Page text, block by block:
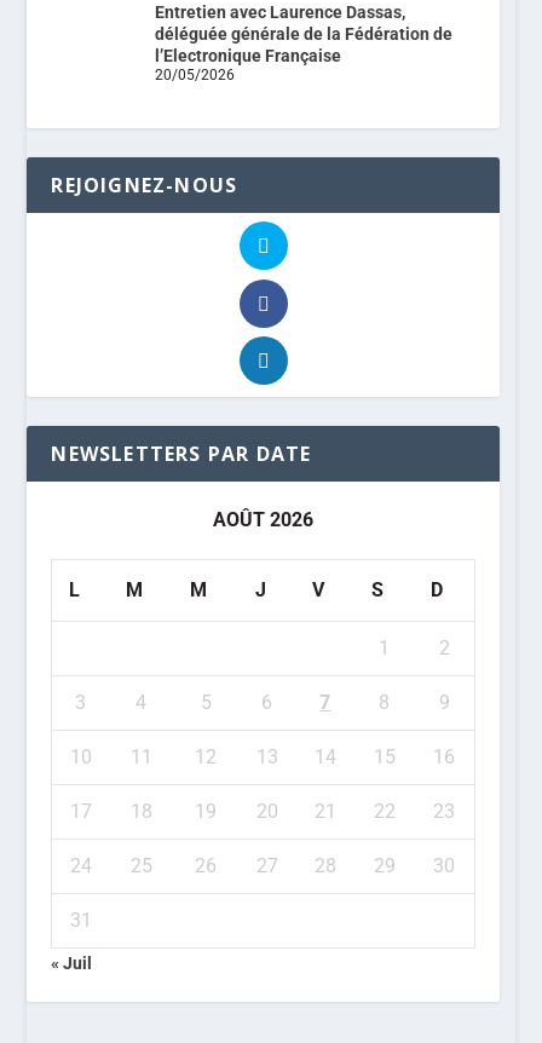
Entretien avec Laurence Dassas,
déléguée générale de la Fédération de
l’Electronique Française
20/05/2026
REJOIGNEZ-NOUS
NEWSLETTERS PAR DATE
AOÛT 2026
L M M J V S D
1 2
3 4 5 6 7 8 9
10 11 12 13 14 15 16
17 18 19 20 21 22 23
24 25 26 27 28 29 30
31
« Juil